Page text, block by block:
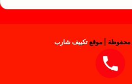
محفوظة | موقعتكييف شارب
فيسبوك